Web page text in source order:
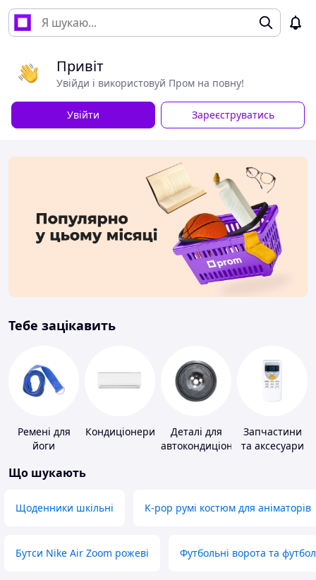
Привіт
Увійди і використовуй Пром на повну!
Увійти Зареєструватись
Тебе зацікавить
Ремені для
йоги
Кондиціонери
Деталі для
автокондиціонерів
Запчастини
та аксесуари
Що шукають
Щоденники шкільні K-pop румі костюм для аніматорів
Бутси Nike Air Zoom рожеві Футбольні ворота та